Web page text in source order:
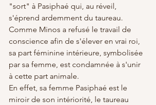
"sort" à Pasiphaé qui, au réveil,
s'éprend ardemment du taureau.
Comme Minos a refusé le travail de
conscience afin de s'élever en vrai roi,
sa part féminine intérieure, symbolisée
par sa femme, est condamnée à s'unir
à cette part animale.
En effet, sa femme Pasiphaé est le
miroir de son intériorité, le taureau